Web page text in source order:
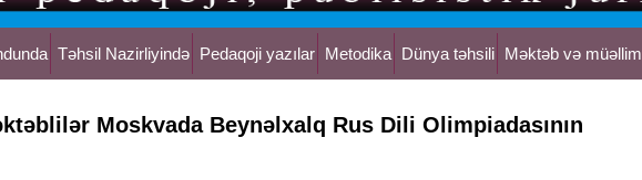
Təhsil Nazirliyində Pedaqoji yazılar Metodika Dünya təhsili Məktəb və müəllim
Moskvada Beynəlxalq Rus Dili Olimpiadasının